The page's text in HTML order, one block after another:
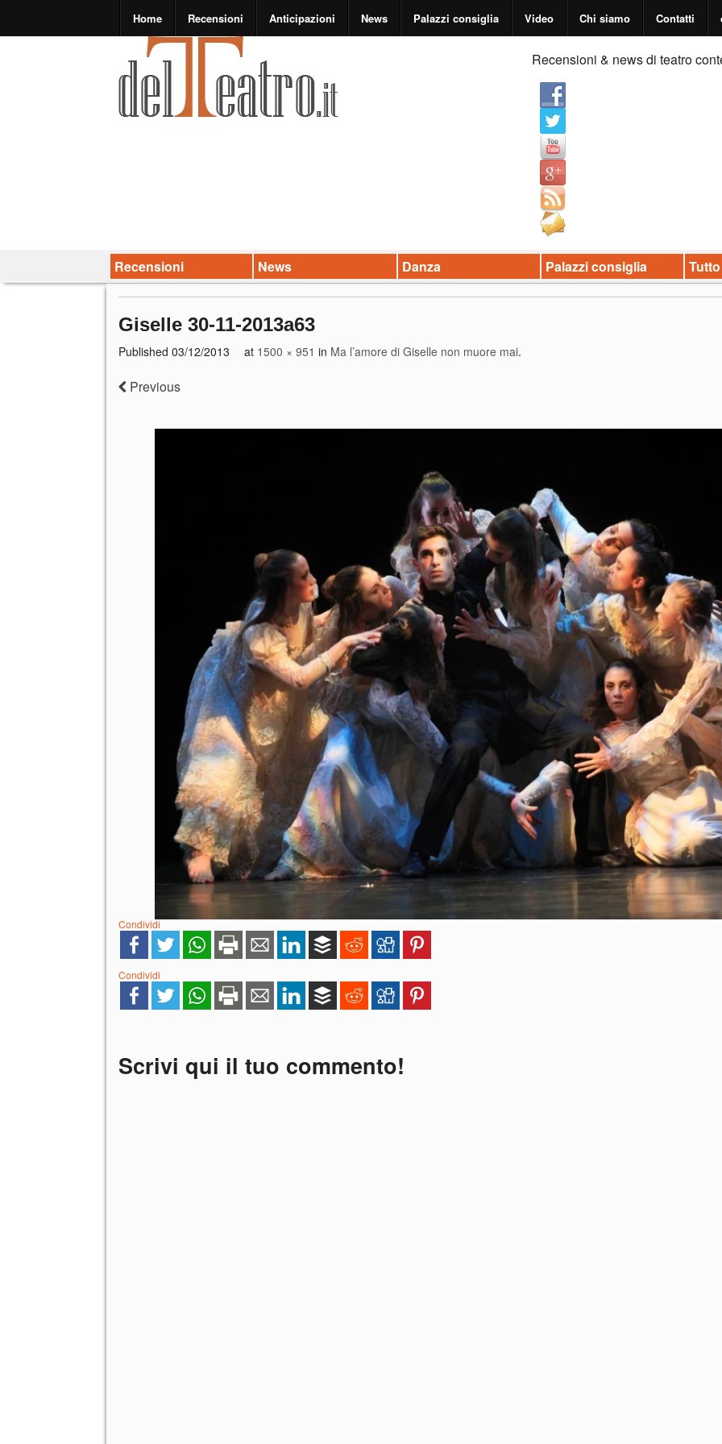
Home Recensioni Anticipazioni News Palazzi consiglia Video Chi siamo Contatti
Recensioni & news di teatro
Recensioni News Danza Palazzi consiglia
Giselle 30-11-2013a63
Published 03/12/2013 at 1500 × 951 in Ma l’amore di Giselle non muore mai.
Previous
Condividi
Condividi
Scrivi qui il tuo commento!